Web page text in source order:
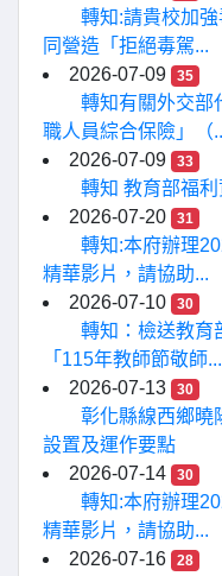
轉知:請貴校加
同營造「拒絕毒駕...
2026-07-09
35
轉知有關外交部
職人員綜合保險」（
2026-07-09
33
轉知 教育部福利
2026-07-20
31
轉知:本府辦理
精華影片，請協助...
2026-07-10
30
轉知：檢送教育
「115年教師節敬師...
2026-07-13
30
彰化縣線西鄉曉
設置及運作要點
2026-07-14
30
轉知:本府辦理
精華影片，請協助...
2026-07-16
28